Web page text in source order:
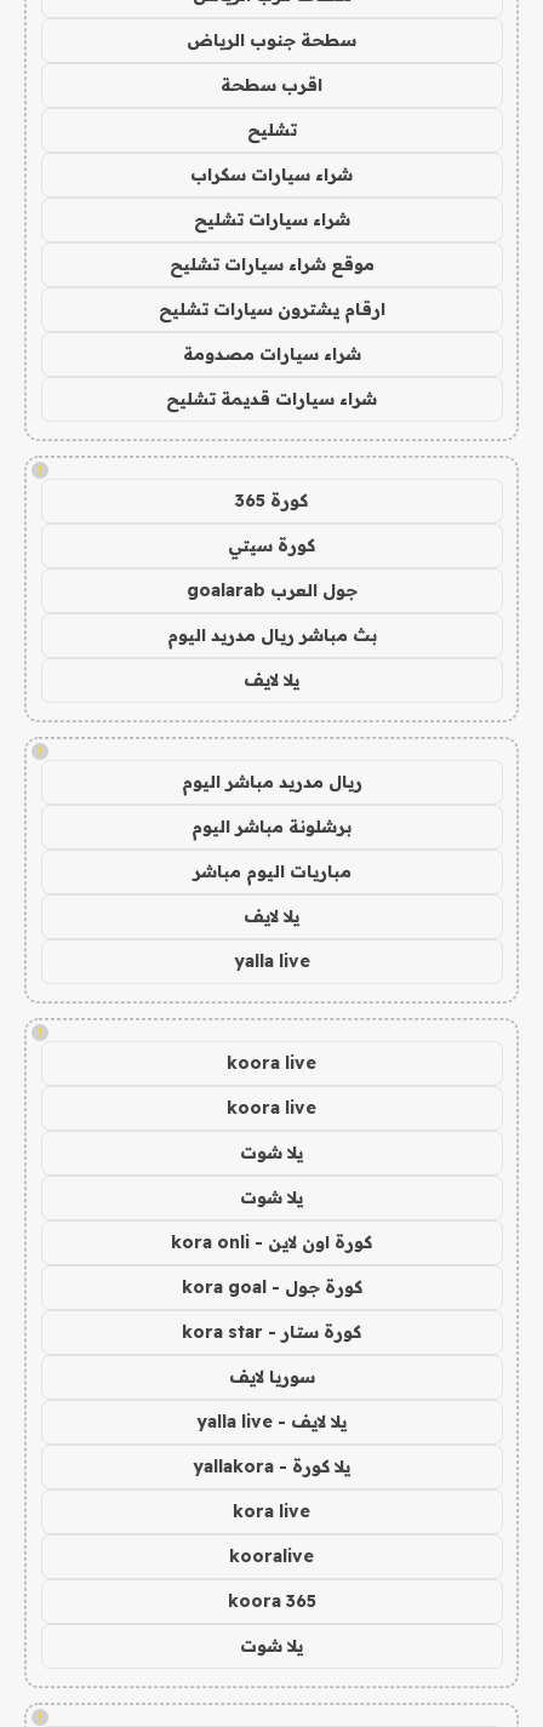
سطحة جنوب الرياض
اقرب سطحة
تشليح
شراء سيارات سكراب
شراء سيارات تشليح
موقع شراء سيارات تشليح
ارقام يشترون سيارات تشليح
شراء سيارات مصدومة
شراء سيارات قديمة تشليح
!
كورة 365
كورة سيتي
جول العرب goalarab
بث مباشر ريال مدريد اليوم
يلا لايف
!
ريال مدريد مباشر اليوم
برشلونة مباشر اليوم
مباريات اليوم مباشر
يلا لايف
yalla live
!
koora live
koora live
يلا شوت
يلا شوت
كورة اون لاين - kora onli
كورة جول - kora goal
كورة ستار - kora star
سوريا لايف
يلا لايف - yalla live
يلا كورة - yallakora
kora live
kooralive
koora 365
يلا شوت
!